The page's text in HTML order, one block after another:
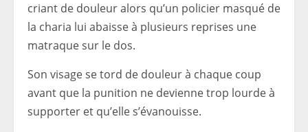
criant de douleur alors qu’un policier masqué de
la charia lui abaisse à plusieurs reprises une
matraque sur le dos.
Son visage se tord de douleur à chaque coup
avant que la punition ne devienne trop lourde à
supporter et qu’elle s’évanouisse.